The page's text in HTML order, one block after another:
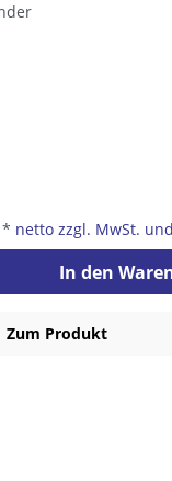
* netto zzgl. MwSt.
In den
Zum Produkt